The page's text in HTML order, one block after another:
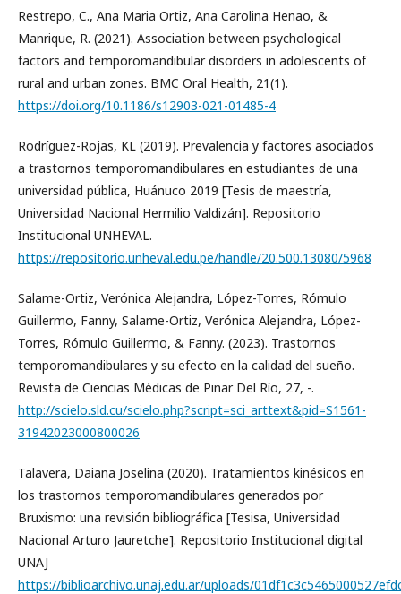
Restrepo, C., Ana Maria Ortiz, Ana Carolina Henao, &
Manrique, R. (2021). Association between psychological
factors and temporomandibular disorders in adolescents of
rural and urban zones. BMC Oral Health, 21(1).
https://doi.org/10.1186/s12903-021-01485-4
Rodríguez-Rojas, KL (2019). Prevalencia y factores asociados
a trastornos temporomandibulares en estudiantes de una
universidad pública, Huánuco 2019 [Tesis de maestría,
Universidad Nacional Hermilio Valdizán]. Repositorio
Institucional UNHEVAL.
https://repositorio.unheval.edu.pe/handle/20.500.13080/5968
Salame-Ortiz, Verónica Alejandra, López-Torres, Rómulo
Guillermo, Fanny, Salame-Ortiz, Verónica Alejandra, López-
Torres, Rómulo Guillermo, & Fanny. (2023). Trastornos
temporomandibulares y su efecto en la calidad del sueño.
Revista de Ciencias Médicas de Pinar Del Río, 27, -.
http://scielo.sld.cu/scielo.php?script=sci_arttext&pid=S1561-
31942023000800026
Talavera, Daiana Joselina (2020). Tratamientos kinésicos en
los trastornos temporomandibulares generados por
Bruxismo: una revisión bibliográfica [Tesisa, Universidad
Nacional Arturo Jauretche]. Repositorio Institucional digital
UNAJ
https://biblioarchivo.unaj.edu.ar/uploads/